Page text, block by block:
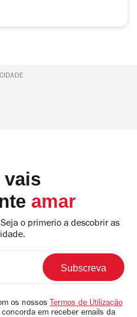
vais
amar
o primerio a descobrir as
os nossos Termos de Utilização
concorda em receber emails da